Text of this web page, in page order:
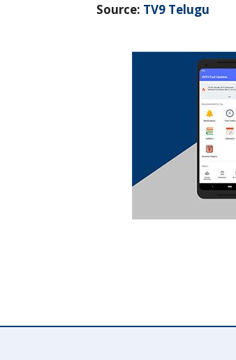
Source: TV9 Telugu